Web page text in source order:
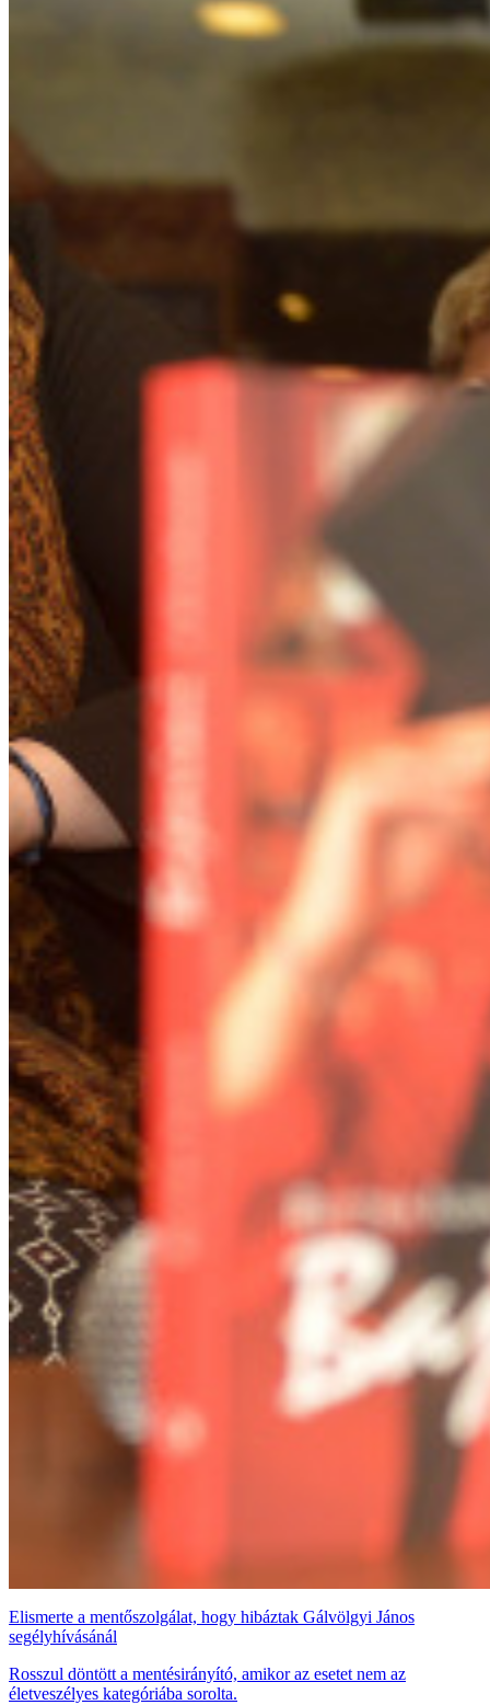
Elismerte a mentőszolgálat, hogy hibáztak Gálvölgyi János
segélyhívásánál
Rosszul döntött a mentésirányító, amikor az esetet nem az
életveszélyes kategóriába sorolta.